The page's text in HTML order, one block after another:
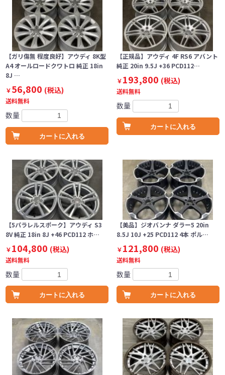
【ガリ傷無 程度良好】アウディ 8K型
A4 オールロードクワトロ 純正 18in
8J …
￥56,800 (税込)
送料無料
数量
カートに入れる
【正規品】アウディ 4F RS6 アバント
純正 20in 9.5J +36 PCD112…
￥193,800 (税込)
送料無料
数量
カートに入れる
【5パラレルスポーク】アウディ S3
8V 純正 18in 8J +46 PCD112 ホ…
￥104,800 (税込)
送料無料
数量
カートに入れる
【美品】ジオバンナ ダラー5 20in
8.5J 10J +25 PCD112 4本 ポル…
￥121,800 (税込)
送料無料
数量
カートに入れる